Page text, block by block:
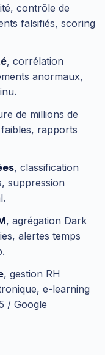
contrôle de
falsifiés, scoring
, corrélation
anormaux,
de millions de
rapports
, classification
suppression
, agrégation Dark
alertes temps
, gestion RH
e-learning
/ Google